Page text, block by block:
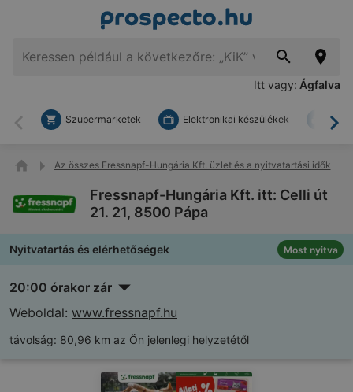
Itt vagy: Ágfalva
Vissza
Szupermarketek Elektronikai készülékek
Az összes Fressnapf-Hungária Kft. üzlet és a nyitvatartási idők
Fressnapf-Hungária Kft. itt: Celli út
21. 21, 8500 Pápa
Nyitvatartás és elérhetőségek Most nyitva
20:00 órakor zár
Weboldal: www.fressnapf.hu
távolság: 80,96 km az Ön jelenlegi helyzetétől